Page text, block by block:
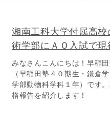
湘南工科大学付属高
術学部にＡＯ入試で現
みなさんこんにちは！早稲
（早稲田塾４０期生・鎌倉
学部動物科学科１年）です
格報告を紹介します！